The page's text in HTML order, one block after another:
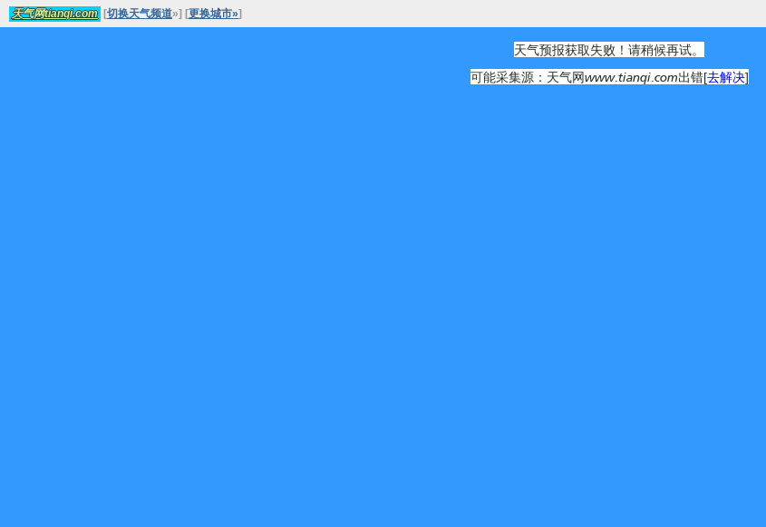
天气网tianqi.com [切换天气频道»] [更换城市»]
天气预报获取失败！请稍候再试。
可能采集源：天气网www.tianqi.com出错[去解决]